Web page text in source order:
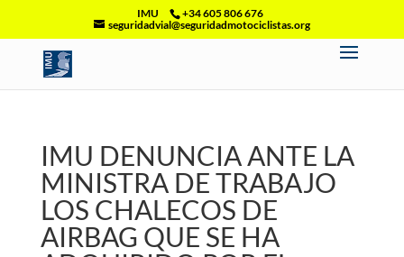
IMU
+34 605 806 676
seguridadvial@seguridadmotociclistas.org
IMU DENUNCIA ANTE LA
MINISTRA DE TRABAJO
LOS CHALECOS DE
AIRBAG QUE SE HA